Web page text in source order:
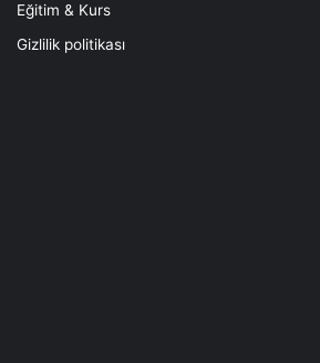
Eğitim & Kurs
Gizlilik politikası